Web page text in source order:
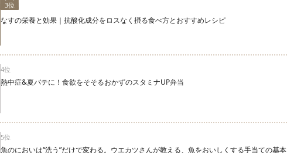
3位
なすの栄養と効果｜抗酸化成分をロスなく摂る食べ方とおすすめレシピ
4位
熱中症&夏バテに！食欲をそそるおかずのスタミナUP弁当
5位
魚のにおいは“洗う”だけで変わる。ウエカツさんが教える、魚をおいしくする手当ての基本